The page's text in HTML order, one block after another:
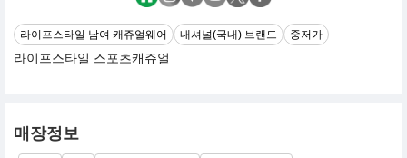
라이프스타일 남여 캐쥬얼웨어 내셔널(국내) 브랜드 중저가
라이프스타일 스포츠캐쥬얼
매장정보